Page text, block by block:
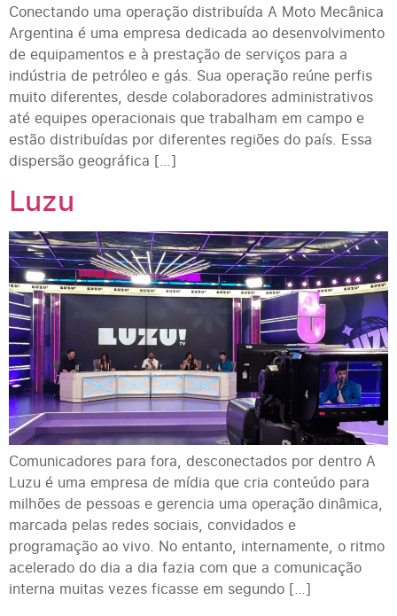
Conectando uma operação distribuída A Moto Mecânica
Argentina é uma empresa dedicada ao desenvolvimento
de equipamentos e à prestação de serviços para a
indústria de petróleo e gás. Sua operação reúne perfis
muito diferentes, desde colaboradores administrativos
até equipes operacionais que trabalham em campo e
estão distribuídas por diferentes regiões do país. Essa
dispersão geográfica […]
Luzu
Comunicadores para fora, desconectados por dentro A
Luzu é uma empresa de mídia que cria conteúdo para
milhões de pessoas e gerencia uma operação dinâmica,
marcada pelas redes sociais, convidados e
programação ao vivo. No entanto, internamente, o ritmo
acelerado do dia a dia fazia com que a comunicação
interna muitas vezes ficasse em segundo […]